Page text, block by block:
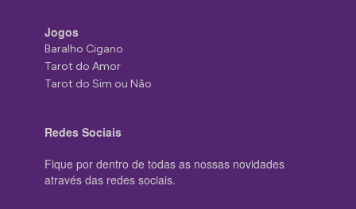
Jogos
Baralho Cigano
Tarot do Amor
Tarot do Sim ou Não
Redes Sociais
Fique por dentro de todas as nossas novidades
através das redes sociais.